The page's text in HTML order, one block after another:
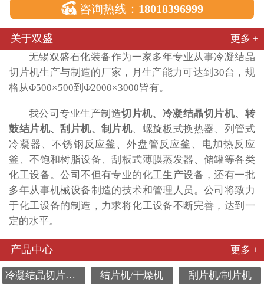
 咨询热线： 18018396999
关于双盛
更多 +
无锡双盛石化装备作为一家多年专业从事冷凝结晶
切片机生产与制造的厂家，月生产能力可达到30台，规
格从Φ500×500到Φ2000×3000皆有。
我公司专业生产制造切片机、冷凝结晶切片机、转
鼓结片机、刮片机、制片机、螺旋板式换热器、列管式
冷凝器、不锈钢反应釜、外盘管反应釜、电加热反应
釜、不饱和树脂设备、刮板式薄膜蒸发器、储罐等各类
化工设备。公司不但有专业的化工生产设备，还有一批
多年从事机械设备制造的技术和管理人员。公司将致力
于化工设备的制造，力求将化工设备不断完善，达到一
定的水平。
产品中心 更多 +
冷凝结晶切片机系列 结片机/干燥机 刮片机/制片机